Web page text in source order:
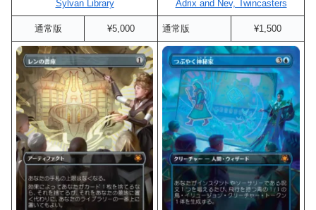
Sylvan Library Adrix and Nev, Twincasters
通常版 ¥5,000 通常版 ¥1,500